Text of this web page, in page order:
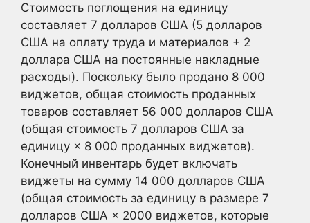
Стоимость поглощения на единицу
составляет 7 долларов США (5 долларов
США на оплату труда и материалов + 2
доллара США на постоянные накладные
расходы). Поскольку было продано 8 000
виджетов, общая стоимость проданных
товаров составляет 56 000 долларов США
(общая стоимость 7 долларов США за
единицу × 8 000 проданных виджетов).
Конечный инвентарь будет включать
виджеты на сумму 14 000 долларов США
(общая стоимость за единицу в размере 7
долларов США × 2000 виджетов, которые